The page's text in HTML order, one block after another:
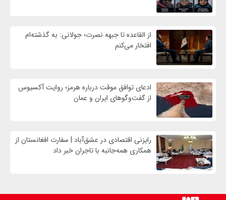
از القاعده تا جبهه نصرت؛ جولانی: به گذشته‌ام
افتخار می‌کنم
ادعای توافق موقت درباره هرمز؛ روایت آکسیوس
از گفت‌وگوهای ایران و عمان
رایزنی اقتصادی در عشق‌آباد | سفارت افغانستان از
همکاری همه‌جانبه با تاجران خبر داد